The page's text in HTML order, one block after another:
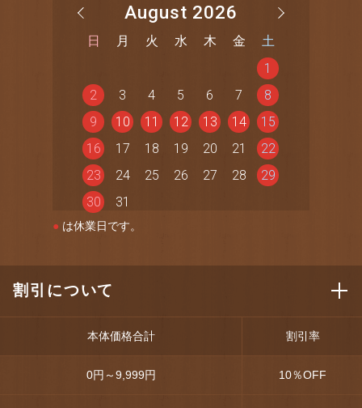
August 2026
日 月 火 水 木 金
土
1
2
3 4 5 6 7
8
9
10 11 12 13 14
15
16
17 18 19 20 21
22
23
24 25 26 27 28
29
30
31
● は休業日です。
割引について
本体価格合計 割引率
0円～9,999円 10％OFF